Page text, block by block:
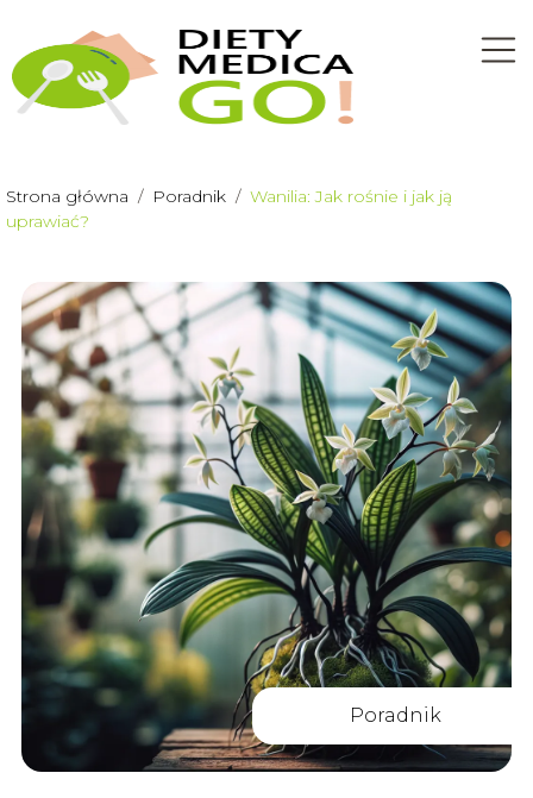
Strona główna / Poradnik / Wanilia: Jak rośnie i jak ją
uprawiać?
Poradnik